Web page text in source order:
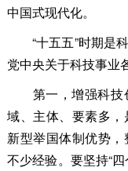
中国式现代化。
“十五五”时期是科
党中央关于科技事业
第一，增强科技
域、主体、要素多
新型举国体制优势
不少经验。要坚持“